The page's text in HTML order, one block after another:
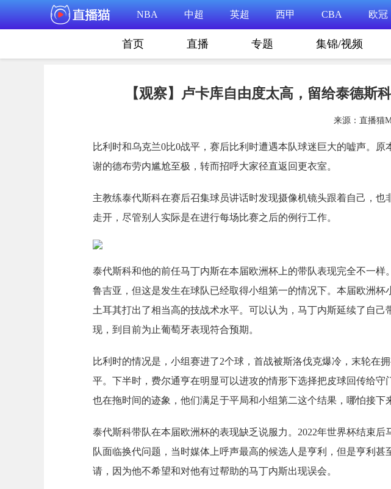
NBA 中超 英超 西甲 CBA 欧冠
首页 直播 专题 集锦/视频
【观察】卢卡库自由度太高，留给泰德斯
来源：直播猫
比利时和乌克兰0比0战平，赛后比利时遭遇本队球迷巨大的嘘声。原
谢的德布劳内尴尬至极，转而招呼大家径直返回更衣室。
主教练泰代斯科在赛后召集球员讲话时发现摄像机镜头跟着自己，也
走开，尽管别人实际是在进行每场比赛之后的例行工作。
泰代斯科和他的前任马丁内斯在本届欧洲杯上的带队表现完全不一样
鲁吉亚，但这是发生在球队已经取得小组第一的情况下。本届欧洲杯
土耳其打出了相当高的技战术水平。可以认为，马丁内斯延续了自己
现，到目前为止葡萄牙表现符合预期。
比利时的情况是，小组赛进了2个球，首战被斯洛伐克爆冷，末轮在
平。下半时，费尔通亨在明显可以进攻的情形下选择把皮球回传给守
也在拖时间的迹象，他们满足于平局和小组第二这个结果，哪怕接下
泰代斯科带队在本届欧洲杯的表现缺乏说服力。2022年世界杯结束后
队面临换代问题，当时媒体上呼声最高的候选人是亨利，但是亨利甚
请，因为他不希望和对他有过帮助的马丁内斯出现误会。